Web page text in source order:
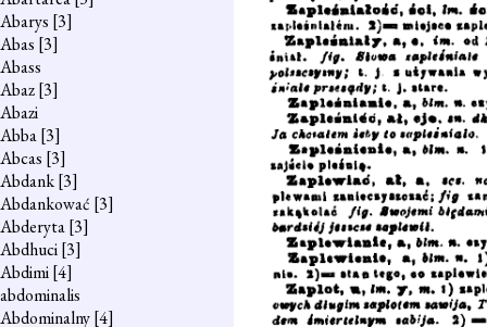
Abarys [3]
Abas [3]
Abass
Abaz[3]
Abazi
Abba[3]
Abcas [3]
Abdank[3]
Abdankować [3]
Abderyta[3]
Abdhuci[3]
Abdimi[4]
abdominalis
Abdominalny[4]